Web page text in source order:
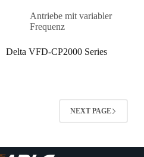
Antriebe mit variabler
Frequenz
Delta VFD-CP2000 Series
NEXT PAGE